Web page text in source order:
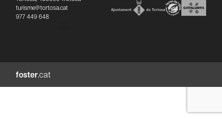
turisme@tortosa.cat
977 449 648
foster.cat